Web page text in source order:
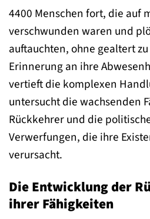
4400 Menschen fort, die auf
verschwunden waren und
auftauchten, ohne gealtert
Erinnerung an ihre
vertieft die komplexen
untersucht die wachsenden
Rückkehrer und die
Verwerfungen, die ihre
verursacht.
Die Entwicklung der
ihrer Fähigkeiten